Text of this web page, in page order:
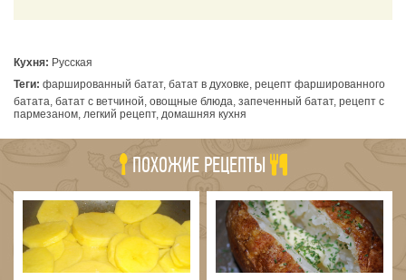
Кухня: Русская
Теги: фаршированный батат, батат в духовке, рецепт фаршированного
батата, батат с ветчиной, овощные блюда, запеченный батат, рецепт с
пармезаном, легкий рецепт, домашняя кухня
ПОХОЖИЕ РЕЦЕПТЫ